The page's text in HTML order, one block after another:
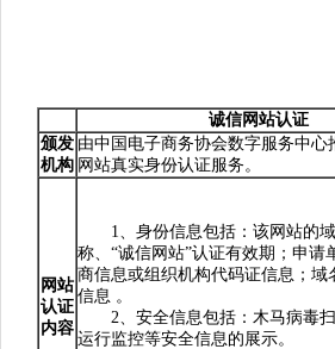
诚信网站认证
颁发
机构
由中国电子商务协会数字服务中心
网站真实身份认证服务。
网站
认证
内容
1、身份信息包括：该网站的域
称、“诚信网站”认证有效期；申请
商信息或组织机构代码证信息；域
信息 。
2、安全信息包括：木马病毒扫
运行监控等安全信息的展示。